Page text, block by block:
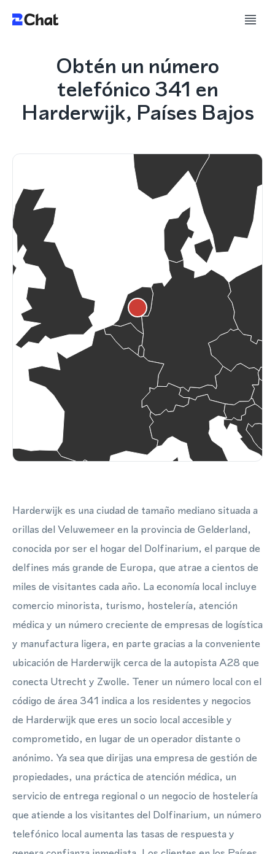
Obtén un número
telefónico 341 en
Harderwijk, Países Bajos
Harderwijk es una ciudad de tamaño mediano situada a
orillas del Veluwemeer en la provincia de Gelderland,
conocida por ser el hogar del Dolfinarium, el parque de
delfines más grande de Europa, que atrae a cientos de
miles de visitantes cada año. La economía local incluye
comercio minorista, turismo, hostelería, atención
médica y un número creciente de empresas de logística
y manufactura ligera, en parte gracias a la conveniente
ubicación de Harderwijk cerca de la autopista A28 que
conecta Utrecht y Zwolle. Tener un número local con el
código de área 341 indica a los residentes y negocios
de Harderwijk que eres un socio local accesible y
comprometido, en lugar de un operador distante o
anónimo. Ya sea que dirijas una empresa de gestión de
propiedades, una práctica de atención médica, un
servicio de entrega regional o un negocio de hostelería
que atiende a los visitantes del Dolfinarium, un número
telefónico local aumenta las tasas de respuesta y